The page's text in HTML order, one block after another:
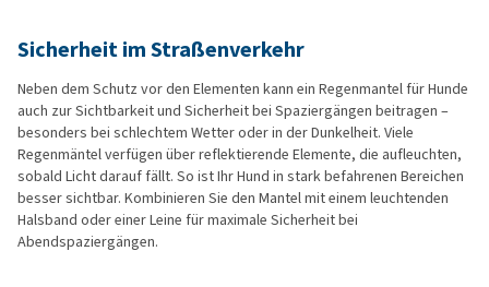
Sicherheit im Straßenverkehr
Neben dem Schutz vor den Elementen kann ein Regenmantel für Hunde
auch zur Sichtbarkeit und Sicherheit bei Spaziergängen beitragen –
besonders bei schlechtem Wetter oder in der Dunkelheit. Viele
Regenmäntel verfügen über reflektierende Elemente, die aufleuchten,
sobald Licht darauf fällt. So ist Ihr Hund in stark befahrenen Bereichen
besser sichtbar. Kombinieren Sie den Mantel mit einem leuchtenden
Halsband oder einer Leine für maximale Sicherheit bei
Abendspaziergängen.